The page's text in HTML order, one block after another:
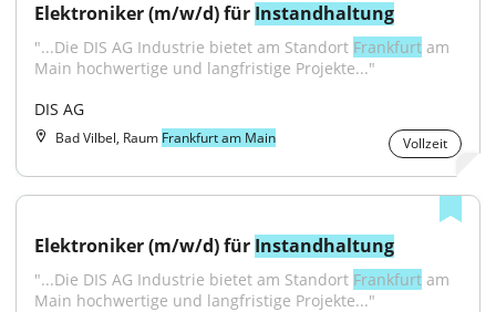
Elektroniker (m/w/d) für Instandhaltung
"...Die DIS AG Industrie bietet am Standort Frankfurt am
Main hochwertige und langfristige Projekte..."
DIS AG
Bad Vilbel, Raum Frankfurt am Main Vollzeit
Elektroniker (m/w/d) für Instandhaltung
"...Die DIS AG Industrie bietet am Standort Frankfurt am
Main hochwertige und langfristige Projekte..."